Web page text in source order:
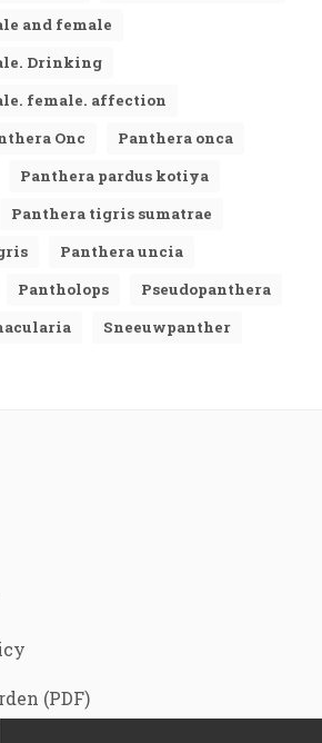
and female
Drinking
female. affection
Onc
Panthera onca
Panthera pardus kotiya
Panthera tigris sumatrae
Panthera uncia
Pantholops
Pseudopanthera
Sneeuwpanther
(PDF)